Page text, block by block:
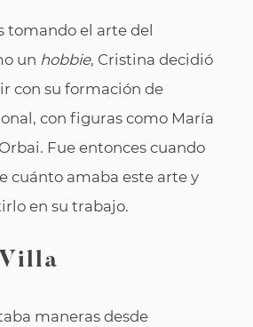
tomando el arte del
un hobbie, Cristina decidió
con su formación de
con figuras como María
Fue entonces cuando
cuánto amaba este arte y
en su trabajo.
maneras desde